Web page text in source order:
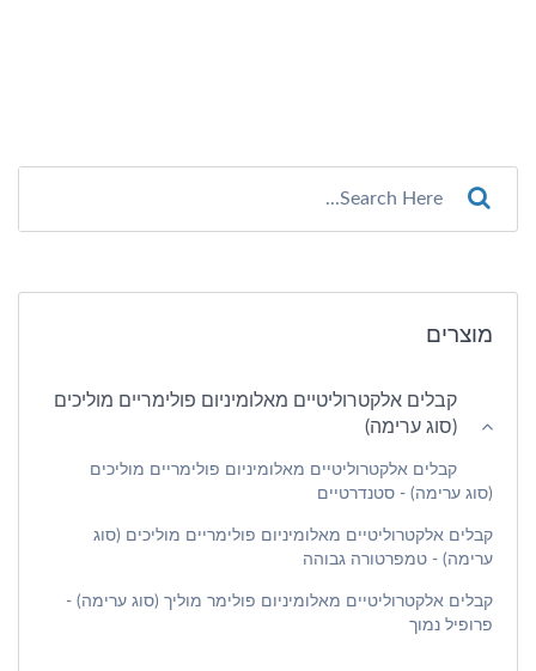
מוצרים
קבלים אלקטרוליטיים מאלומיניום פולימריים מוליכים
(סוג ערימה)
קבלים אלקטרוליטיים מאלומיניום פולימריים מוליכים
(סוג ערימה) - סטנדרטיים
קבלים אלקטרוליטיים מאלומיניום פולימריים מוליכים (סוג
ערימה) - טמפרטורה גבוהה
קבלים אלקטרוליטיים מאלומיניום פולימר מוליך (סוג ערימה) -
פרופיל נמוך